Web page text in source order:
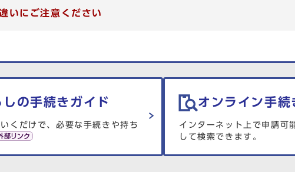
いにご注意ください
しの手続きガイド
くだけで、必要な手続きや持ち
オンライン手続
インターネット上で申請可
して検索できます。